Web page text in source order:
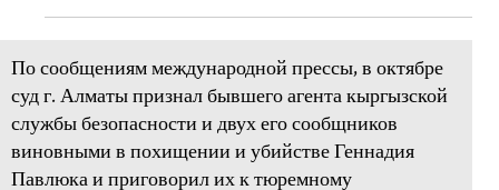
По сообщениям международной прессы, в октябре
суд г. Алматы признал бывшего агента кыргызской
службы безопасности и двух его сообщников
виновными в похищении и убийстве Геннадия
Павлюка и приговорил их к тюремному